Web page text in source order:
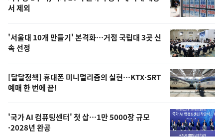
신,
오
늘
의
영
상
오
뉴
스
서 제외
'서울대 10개 만들기' 본격화…거점 국립대 3곳 신
속 선정
[달달정책] 휴대폰 미니멀리즘의 실현…KTX·SRT
예매 한 번에 끝!
'국가 AI 컴퓨팅센터' 첫 삽…1만 5000장 규모
·2028년 완공